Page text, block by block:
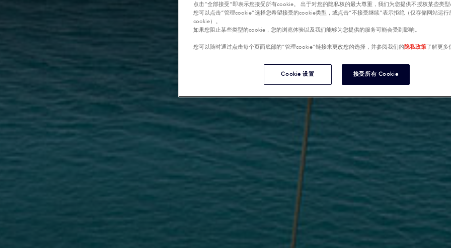
点击“全部接受”即表示您接受所有cookie。 出于对您的隐私权的最大尊重，我们为您提供不授权某些类
您可以点击“管理cookie”选择您希望接受的cookie类型，或点击“不接受继续”表示拒绝（仅存储网站运行
cookie）。
如果您阻止某些类型的cookie，您的浏览体验以及我们能够为您提供的服务可能会受到影响。
您可以随时通过点击每个页面底部的“管理cookie”链接来更改您的选择，并参阅我们的隐私政策了解更多
Cookie 设置 接受所有 Cookie